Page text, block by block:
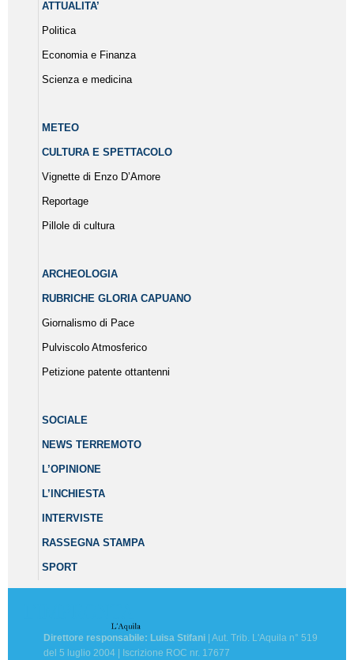
ATTUALITA’
Politica
Economia e Finanza
Scienza e medicina
METEO
CULTURA E SPETTACOLO
Vignette di Enzo D’Amore
Reportage
Pillole di cultura
ARCHEOLOGIA
RUBRICHE GLORIA CAPUANO
Giornalismo di Pace
Pulviscolo Atmosferico
Petizione patente ottantenni
SOCIALE
NEWS TERREMOTO
L’OPINIONE
L’INCHIESTA
INTERVISTE
RASSEGNA STAMPA
SPORT
Direttore responsabile: Luisa Stifani | Aut. Trib. L'Aquila n° 519
del 5 luglio 2004 | Iscrizione ROC nr. 17677